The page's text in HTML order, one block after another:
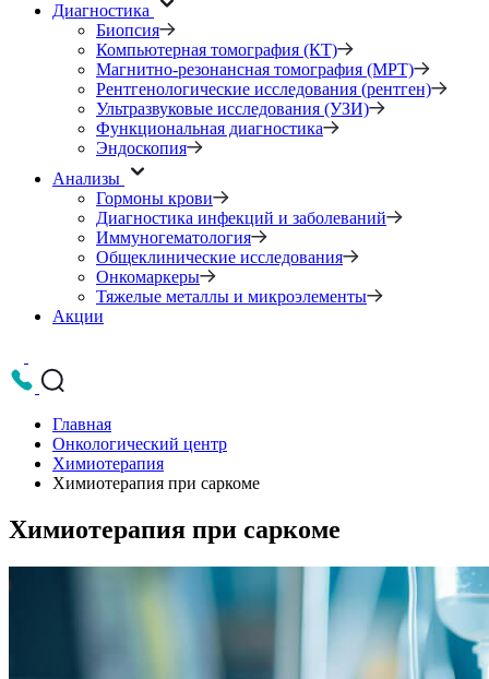
Диагностика
Биопсия
Компьютерная томография (КТ)
Магнитно-резонансная томография (МРТ)
Рентгенологические исследования (рентген)
Ультразвуковые исследования (УЗИ)
Функциональная диагностика
Эндоскопия
Анализы
Гормоны крови
Диагностика инфекций и заболеваний
Иммуногематология
Общеклинические исследования
Онкомаркеры
Тяжелые металлы и микроэлементы
Акции
Главная
Онкологический центр
Химиотерапия
Химиотерапия при саркоме
Химиотерапия при саркоме